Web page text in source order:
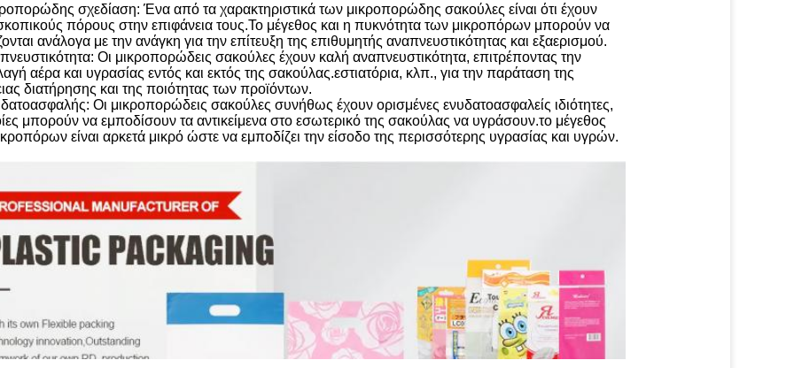
σχεδίαση: Ένα από τα χαρακτηριστικά των μικροπορώδης σακούλες είναι ότι έχουν
πόρους στην επιφάνεια τους.Το μέγεθος και η πυκνότητα των μικροπόρων μπορούν να
ανάλογα με την ανάγκη για την επίτευξη της επιθυμητής αναπνευστικότητας και εξαερισμού.
Οι μικροπορώδεις σακούλες έχουν καλή αναπνευστικότητα, επιτρέποντας την
αέρα και υγρασίας εντός και εκτός της σακούλας.εστιατόρια, κλπ., για την παράταση της
διατήρησης και της ποιότητας των προϊόντων.
Οι μικροπορώδεις σακούλες συνήθως έχουν ορισμένες ενυδατοασφαλείς ιδιότητες,
μπορούν να εμποδίσουν τα αντικείμενα στο εσωτερικό της σακούλας να υγράσουν.το μέγεθος
είναι αρκετά μικρό ώστε να εμποδίζει την είσοδο της περισσότερης υγρασίας και υγρών.